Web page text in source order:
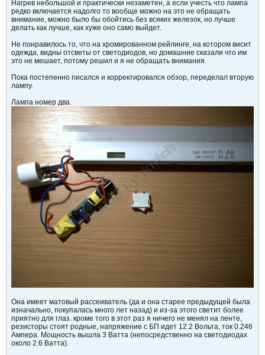
Нагрев небольшой и практически незаметен, а если учесть что лампа
редко включается надолго то вообще можно на это не обращать
внимание, можно было бы обойтись без всяких железок, но лучше
делать как лучше, как хуже оно само выйдет.
Не понравилось то, что на хромированном рейлинге, на котором висит
одежда, видны отсветы от светодиодов, но домашние сказали что им
это не мешает, потому решил и я не обращать внимания.
Пока постепенно писался и корректировался обзор, переделал вторую
лампу.
Лампа номер два.
Она имеет матовый рассеиватель (да и она старее предыдущей была
изначально, покупалась много лет назад) и из-за этого светит более
приятно для глаз. кроме того в этот раз я ничего не менял на ленте,
резисторы стоят родные, напряжение с БП идет 12.2 Вольта, ток 0.246
Ампера. Мощность вышла 3 Ватта (непосредственно на светодиодах
около 2.6 Ватта).